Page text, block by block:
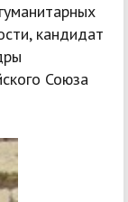
кандидат
Союза